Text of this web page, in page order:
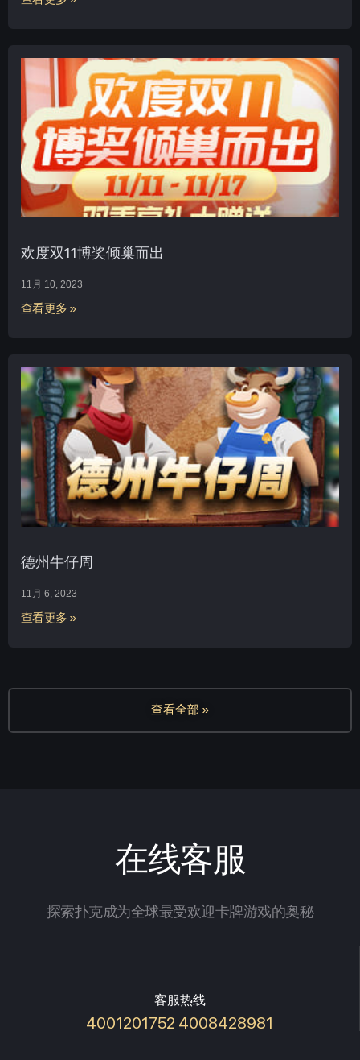
欢度双11博奖倾巢而出
11月 10, 2023
查看更多 »
德州牛仔周
11月 6, 2023
查看更多 »
查看全部 »
在线客服
探索扑克成为全球最受欢迎卡牌游戏的奥秘
客服热线
4001201752 4008428981